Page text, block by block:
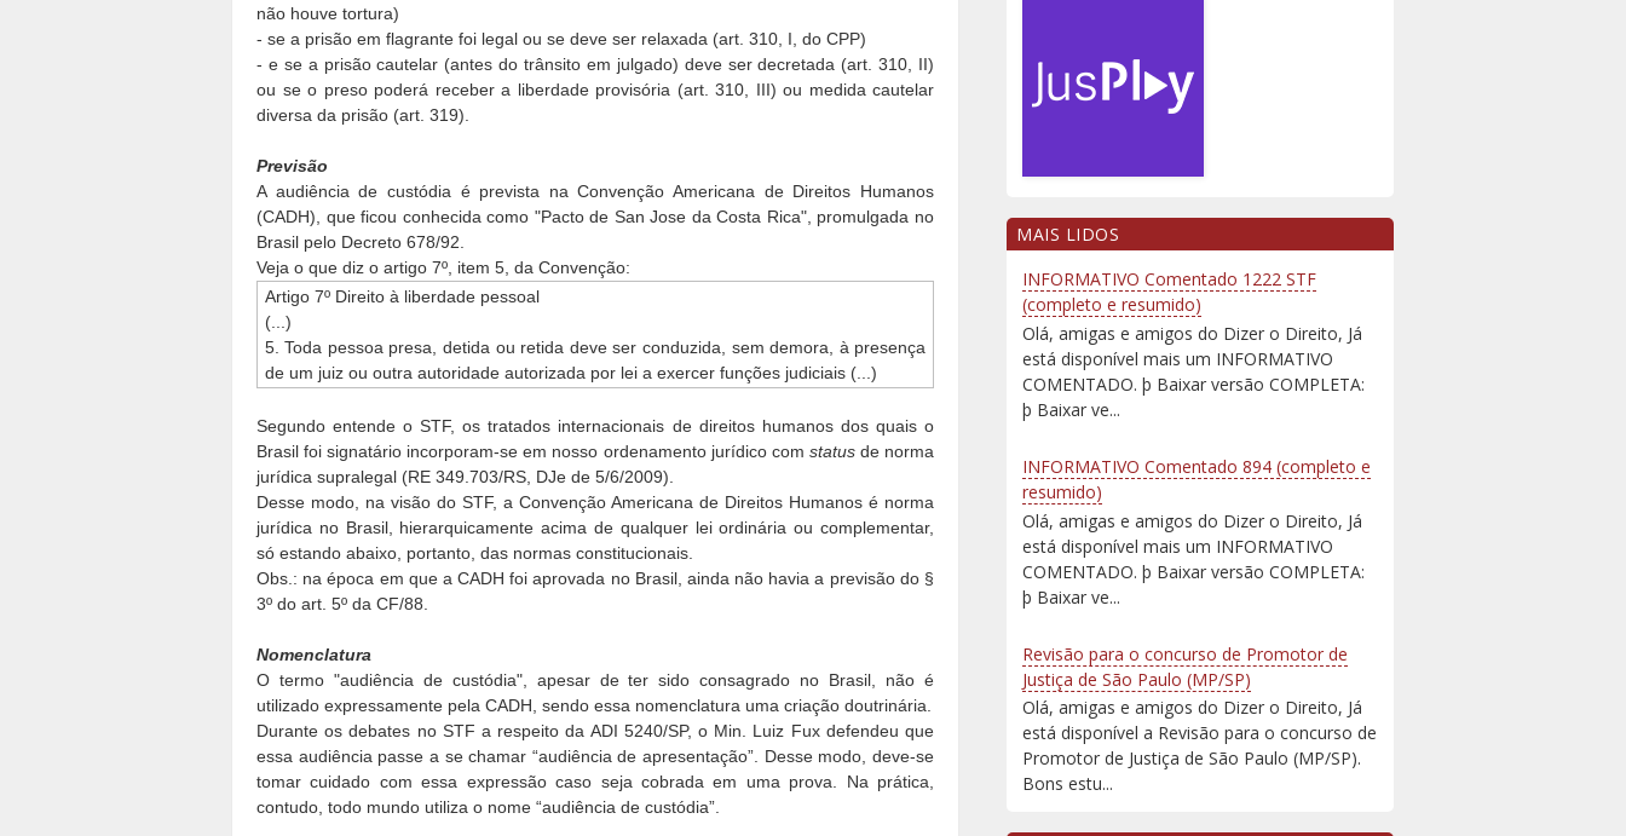
não houve tortura)
- se a prisão em flagrante foi legal ou se deve ser relaxada (art. 310, I, do CPP)
- e se a prisão cautelar (antes do trânsito em julgado) deve ser decretada (art. 310, II)
ou se o preso poderá receber a liberdade provisória (art. 310, III) ou medida cautelar
diversa da prisão (art. 319).
Previsão
A audiência de custódia é prevista na Convenção Americana de Direitos Humanos
(CADH), que ficou conhecida como "Pacto de San Jose da Costa Rica", promulgada no
Brasil pelo Decreto 678/92.
Veja o que diz o artigo 7º, item 5, da Convenção:
Artigo 7º Direito à liberdade pessoal
(...)
5. Toda pessoa presa, detida ou retida deve ser conduzida, sem demora, à presença
de um juiz ou outra autoridade autorizada por lei a exercer funções judiciais (...)
Segundo entende o STF, os tratados internacionais de direitos humanos dos quais o
Brasil foi signatário incorporam-se em nosso ordenamento jurídico com status de norma
jurídica supralegal (RE 349.703/RS, DJe de 5/6/2009).
Desse modo, na visão do STF, a Convenção Americana de Direitos Humanos é norma
jurídica no Brasil, hierarquicamente acima de qualquer lei ordinária ou complementar,
só estando abaixo, portanto, das normas constitucionais.
Obs.: na época em que a CADH foi aprovada no Brasil, ainda não havia a previsão do §
3º do art. 5º da CF/88.
Nomenclatura
O termo "audiência de custódia", apesar de ter sido consagrado no Brasil, não é
utilizado expressamente pela CADH, sendo essa nomenclatura uma criação doutrinária.
Durante os debates no STF a respeito da ADI 5240/SP, o Min. Luiz Fux defendeu que
essa audiência passe a se chamar “audiência de apresentação”. Desse modo, deve-se
tomar cuidado com essa expressão caso seja cobrada em uma prova. Na prática,
contudo, todo mundo utiliza o nome “audiência de custódia”.
MAIS LIDOS
INFORMATIVO Comentado 1222 STF
(completo e resumido)
Olá, amigas e amigos do Dizer o Direito, Já
está disponível mais um INFORMATIVO
COMENTADO. þ Baixar versão COMPLETA:
þ Baixar ve...
INFORMATIVO Comentado 894 (completo e
resumido)
Olá, amigas e amigos do Dizer o Direito, Já
está disponível mais um INFORMATIVO
COMENTADO. þ Baixar versão COMPLETA:
þ Baixar ve...
Revisão para o concurso de Promotor de
Justiça de São Paulo (MP/SP)
Olá, amigas e amigos do Dizer o Direito, Já
está disponível a Revisão para o concurso de
Promotor de Justiça de São Paulo (MP/SP).
Bons estu...